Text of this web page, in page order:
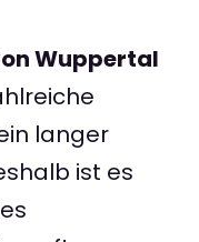
Wuppertal
langer
ist es